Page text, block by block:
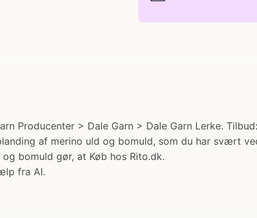
Producenter > Dale Garn > Dale Garn Lerke.
af merino uld og bomuld, som du har svært
bomuld gør, at Køb hos Rito.dk.
fra AI.